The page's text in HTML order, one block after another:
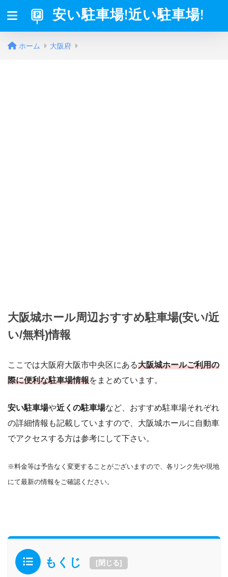
安い駐車場!近い駐車場!
ホーム 大阪府
大阪城ホール周辺おすすめ駐車場(安い/近
い/無料)情報
ここでは大阪府大阪市中央区にある大阪城ホールご利用の
際に便利な駐車場情報をまとめています。
安い駐車場や近くの駐車場など、おすすめ駐車場それぞれ
の詳細情報も記載していますので、大阪城ホールに自動車
でアクセスする方は参考にして下さい。
※料金等は予告なく変更することがございますので、各リンク先や現地
にて最新の情報をご確認ください。
もくじ [閉じる]